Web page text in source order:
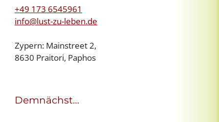
+49 173 6545961
info@lust-zu-leben.de
Zypern: Mainstreet 2,
8630 Praitori, Paphos
Demnächst…